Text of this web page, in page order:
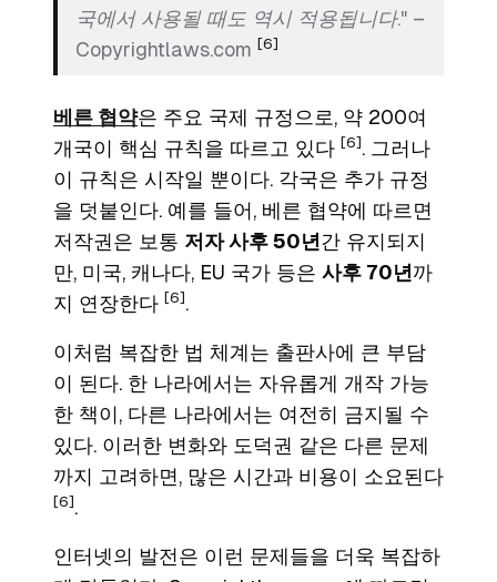
국에서 사용될 때도 역시 적용됩니다." –
Copyrightlaws.com [6]
베른 협약은 주요 국제 규정으로, 약 200여
개국이 핵심 규칙을 따르고 있다 [6] . 그러나
이 규칙은 시작일 뿐이다. 각국은 추가 규정
을 덧붙인다. 예를 들어, 베른 협약에 따르면
저작권은 보통 저자 사후 50년 간 유지되지
만, 미국, 캐나다, EU 국가 등은 사후 70년 까
지 연장한다 [6] .
이처럼 복잡한 법 체계는 출판사에 큰 부담
이 된다. 한 나라에서는 자유롭게 개작 가능
한 책이, 다른 나라에서는 여전히 금지될 수
있다. 이러한 변화와 도덕권 같은 다른 문제
까지 고려하면, 많은 시간과 비용이 소요된다
[6] .
인터넷의 발전은 이런 문제들을 더욱 복잡하